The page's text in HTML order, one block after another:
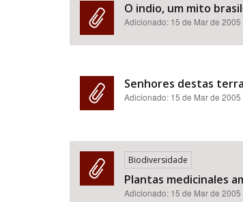
O indio, um mito
Adicionado: 15 de Mar de 2005
Senhores destas
Adicionado: 15 de Mar de 2005
Biodiversidade
Plantas medicinales
Adicionado: 15 de Mar de 2005